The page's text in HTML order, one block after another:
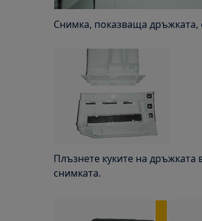
Снимка, показваща дръжката,
Плъзнете куките на дръжката
снимката.